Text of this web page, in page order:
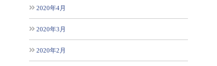
2020年4月
2020年3月
2020年2月